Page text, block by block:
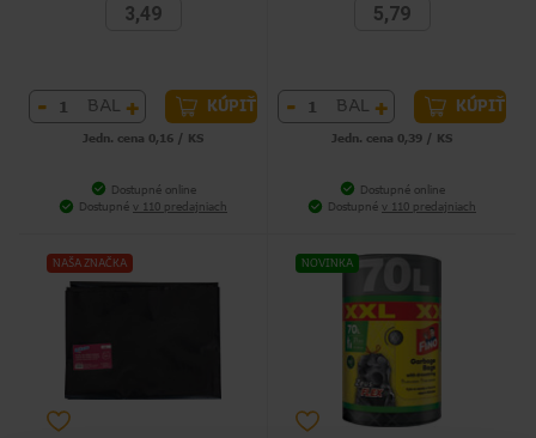
3,49
- BAL + KÚPIŤ
Jedn. cena 0,16 / KS
Dostupné online
Dostupné v 110 predajniach
5,79
- BAL + KÚPIŤ
Jedn. cena 0,39 / KS
Dostupné online
Dostupné v 110 predajniach
NAŠA ZNAČKA NOVINKA